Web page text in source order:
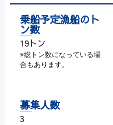
乗船予定漁船のト
ン数
19トン
※総トン数になっている場
合もあります。
募集人数
3